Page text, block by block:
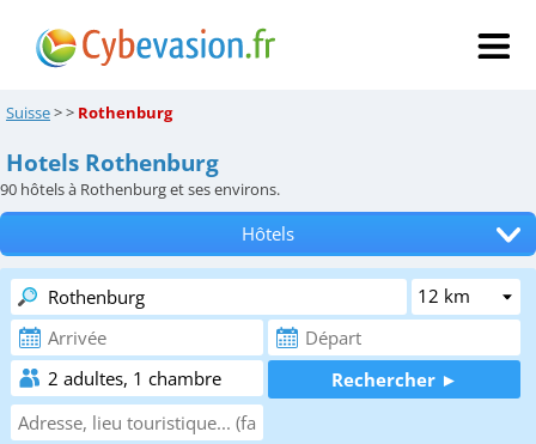
Suisse>> Rothenburg
Hotels Rothenburg
90 hôtels à Rothenburg et ses environs.
Hôtels
Tous les hébergements
Chambres d'hôtes
Locations de vacances
Appartements